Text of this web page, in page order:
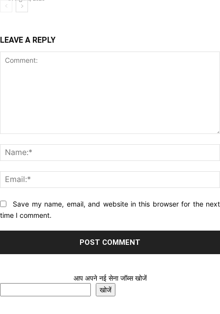
LEAVE A REPLY
Website:Save my name, email, and website in this browser for the next
time I comment.
आप अपने नई सेना जॉब्स खोजें
खोजें